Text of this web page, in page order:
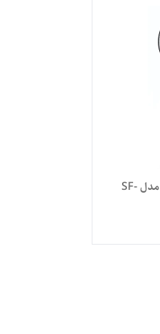
پنکه پایه بلند دوحالته ارشیا مدل SF-